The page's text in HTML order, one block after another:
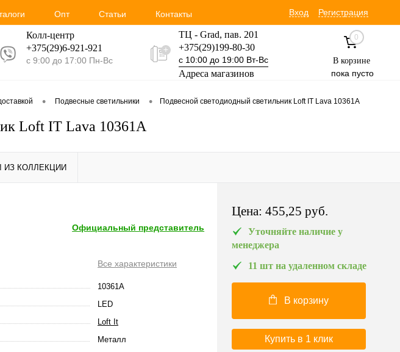
Опт Статьи Контакты Вход Регистрация
Колл-центр
+375(29)6-921-921
с 9:00 до 17:00 Пн-Вс
ТЦ - Grad, пав. 201
+375(29)199-80-30
с 10:00 до 19:00 Вт-Вс
Адреса магазинов
+375(29)354-30-60
0
В корзине
пока пусто
• Подвесные светильники • Подвесной светодиодный светильник Loft IT Lava 10361A
Loft IT Lava 10361A
ИЗ КОЛЛЕКЦИИ
Официальный представитель
Все характеристики
10361A
LED
Loft It
Металл
Цена: 455,25 pуб.
Уточняйте наличие у
менеджера
11 шт на удаленном складе
В корзину
Купить в 1 клик